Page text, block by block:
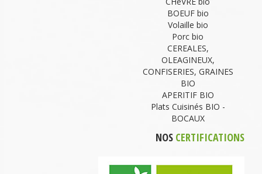
BOEUF bio
Volaille bio
Porc bio
CEREALES,
OLEAGINEUX,
CONFISERIES, GRAINES
BIO
APERITIF BIO
Plats Cuisinés BIO -
BOCAUX
NOS CERTIFICATIONS